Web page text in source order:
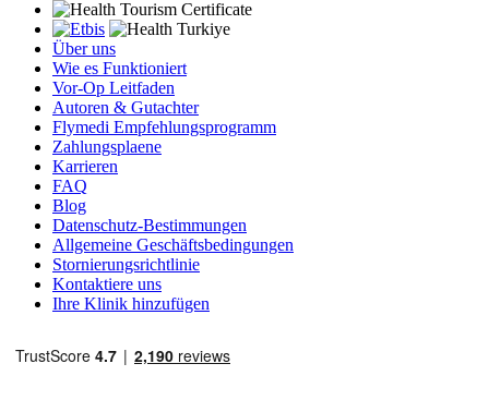
Über uns
Wie es Funktioniert
Vor-Op Leitfaden
Autoren & Gutachter
Flymedi Empfehlungsprogramm
Zahlungsplaene
Karrieren
FAQ
Blog
Datenschutz-Bestimmungen
Allgemeine Geschäftsbedingungen
Stornierungsrichtlinie
Kontaktiere uns
Ihre Klinik hinzufügen